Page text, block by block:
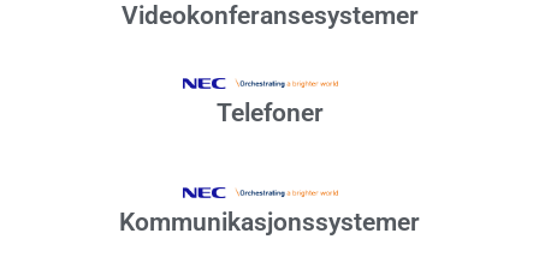
Videokonferansesystemer
Telefoner
Kommunikasjonssystemer